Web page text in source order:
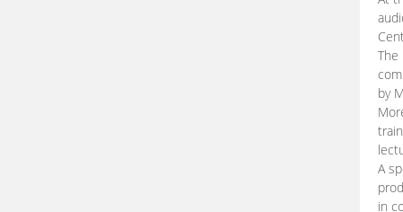
The
by
A
in